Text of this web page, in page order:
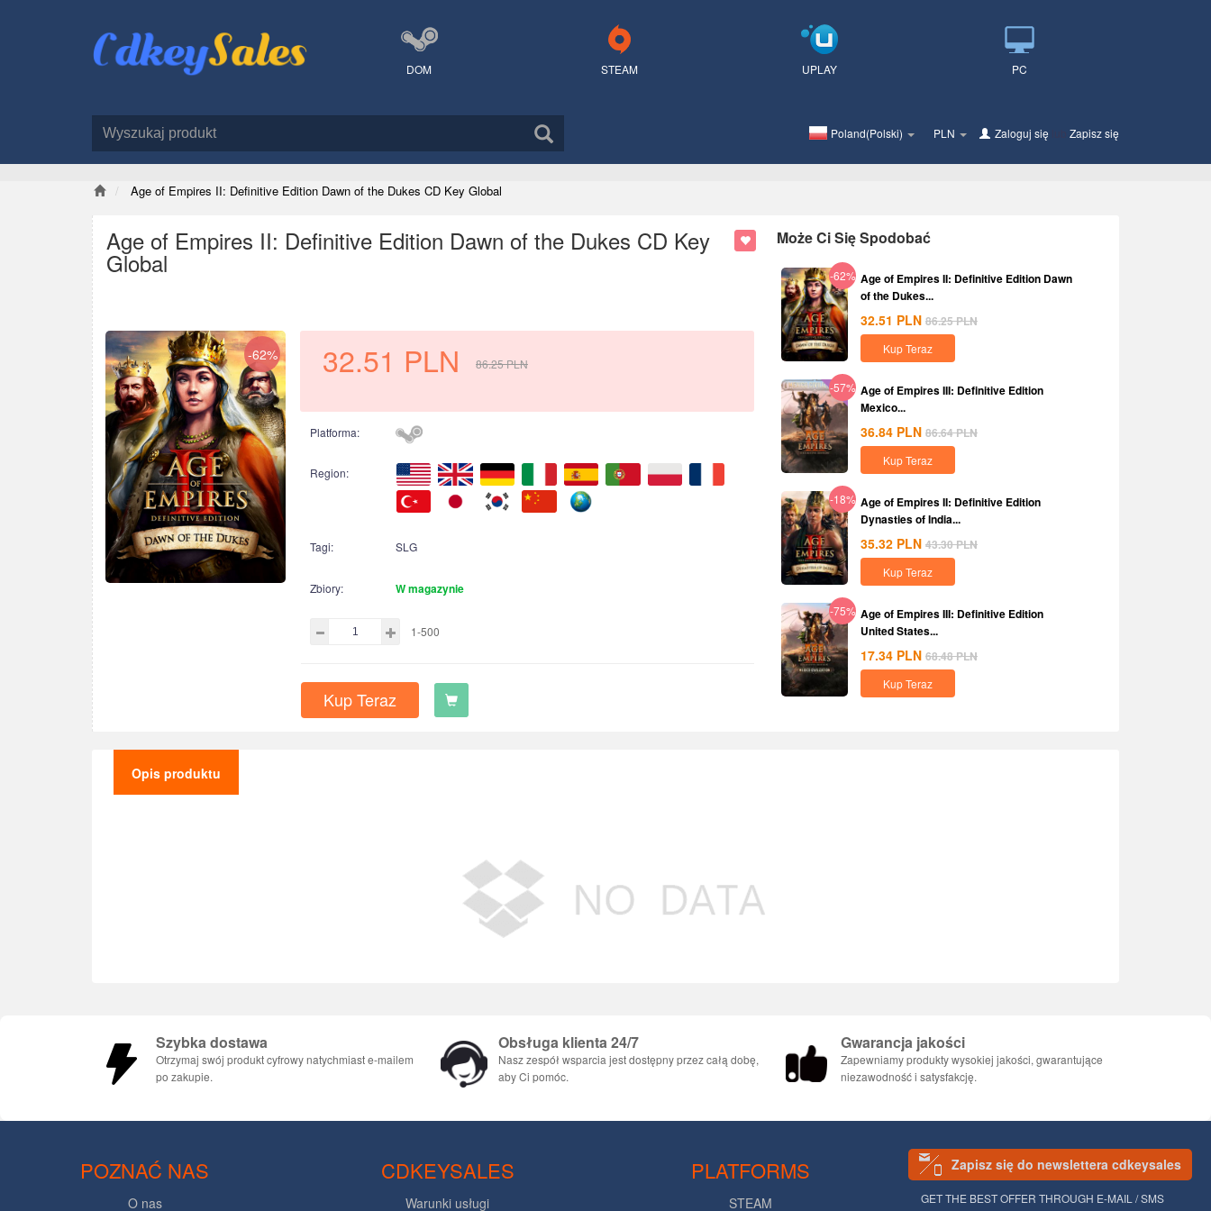
DOM STEAM UPLAY PC
Poland(Polski) PLN Zaloguj się Zapisz się
Age of Empires II: Definitive Edition Dawn of the Dukes CD Key Global
Age of Empires II: Definitive Edition Dawn of the Dukes CD Key
Global
-62% 32.51 PLN 86.25PLN
Platforma:
Region:
Tagi: SLG
Zbiory: W magazynie
1-500
Kup Teraz
Może Ci Się Spodobać
-62% Age of Empires II: Definitive Edition Dawn
of the Dukes...
32.51 PLN 86.25PLN
Kup Teraz
-57% Age of Empires III: Definitive Edition
Mexico...
36.84 PLN 86.64PLN
Kup Teraz
-18% Age of Empires II: Definitive Edition
Dynasties of India...
35.32 PLN 43.30PLN
Kup Teraz
-75% Age of Empires III: Definitive Edition
United States...
17.34 PLN 68.48PLN
Kup Teraz
Opis produktu
Szybka dostawa
Otrzymaj swój produkt cyfrowy natychmiast e-mailem
po zakupie.
Obsługa klienta 24/7
Nasz zespół wsparcia jest dostępny przez całą dobę,
aby Ci pomóc.
Gwarancja jakości
Zapewniamy produkty wysokiej jakości, gwarantujące
niezawodność i satysfakcję.
POZNAĆ NAS
O nas
CDKEYSALES
Warunki usługi
PLATFORMS
STEAM
Zapisz się do newslettera cdkeysales
GET THE BEST OFFER THROUGH E-MAIL / SMS